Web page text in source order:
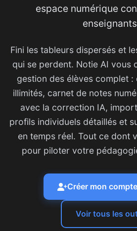
espace numérique
Fini les tableurs dispersés et
qui se perdent. Notie AI vous
gestion des élèves complet :
illimités, carnet de notes
avec la correction IA,
profils individuels détaillés et
en temps réel. Tout ce dont
pour piloter votre
Créer mon
Voir tous les